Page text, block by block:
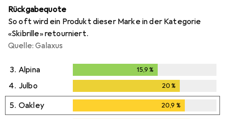
Rückgabequote
So oft wird ein Produkt dieser Marke in der Kategorie
«Skibrille» retourniert.
Quelle: Galaxus
3. Alpina 15,9 %
4. Julbo 20%
5. Oakley 20,9 %